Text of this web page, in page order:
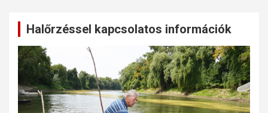
Halőrzéssel kapcsolatos információk